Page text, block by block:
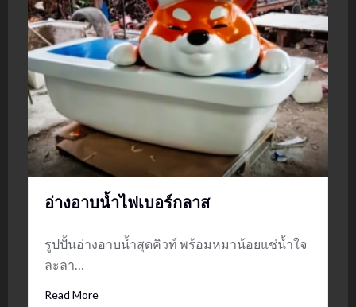
อ่างอาบน้ำไฟเบอร์กลาส
รูปปั้นอ่างอาบน้ำสุดคิวท์ พร้อมหมาน้อยแช่น้ำใจ
ละลา…
Read More